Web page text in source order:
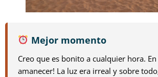
Mejor momento
Creo que es bonito a cualquier hora. En
amanecer! La luz era irreal y sobre